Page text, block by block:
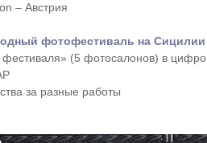
– Австрия
фотофестиваль на Сицилии
(5 фотосалонов) в
за разные работы